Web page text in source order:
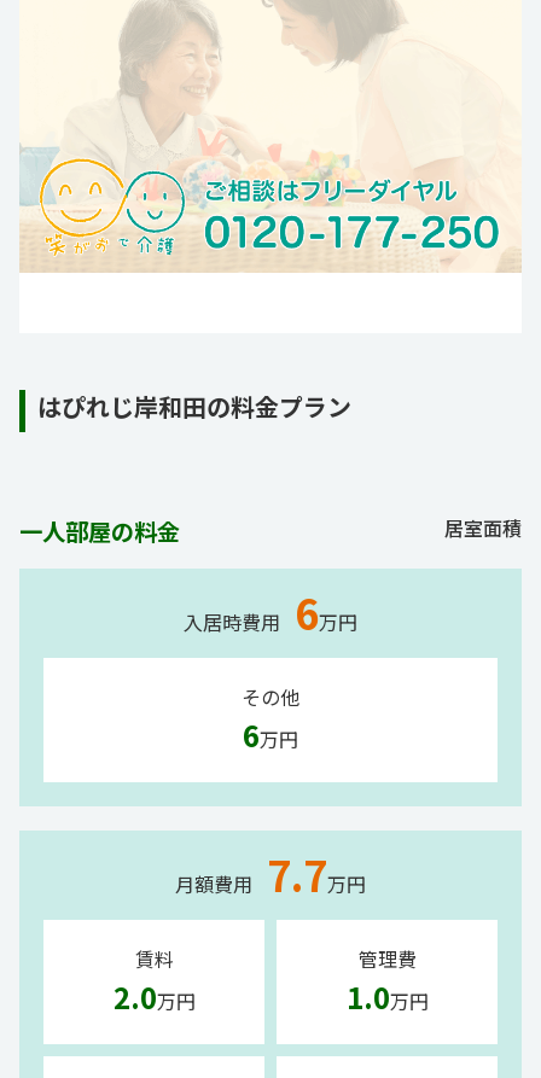
はぴれじ岸和田の料金プラン
一人部屋の料金 居室面積
入居時費用 6万円
その他
6万円
月額費用 7.7万円
賃料
2.0万円
管理費
1.0万円